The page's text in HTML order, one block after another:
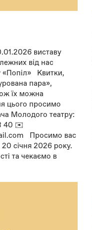
виставу
від нас
«Попіл» Квитки,
пара»,
їх можна
цього просимо
Молодого театру:
40 ✉️
Просимо вас
січня 2026 року.
та чекаємо в